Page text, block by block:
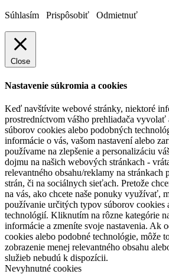
Súhlasím Prispôsobiť Odmietnuť
Close
Nastavenie súkromia a cookies
Keď navštívite webové stránky, niektoré
prostredníctvom vášho prehliadača
súborov cookies alebo podobných
informácie o vás, vašom nastavení alebo
používame na zlepšenie a personalizáciu
dojmu na našich webových stránkach -
relevantného obsahu/reklamy na
strán, či na sociálnych sieťach. Pretože
na vás, ako chcete naše ponuky využívať,
používanie určitých typov súborov cookies
technológií. Kliknutím na rôzne kategórie
informácie a zmeníte svoje nastavenia. Ak
cookies alebo podobné technológie, môže
zobrazenie menej relevantného obsahu
služieb nebudú k dispozícii.
Nevyhnutné cookies